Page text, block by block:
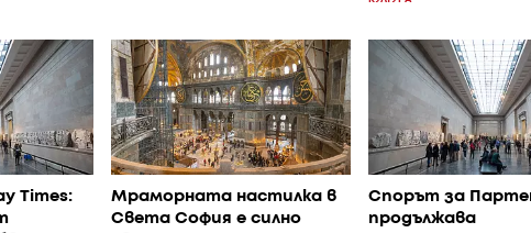
Times:
Мраморната настилка в
Света София е силно
Спорът за
продължава